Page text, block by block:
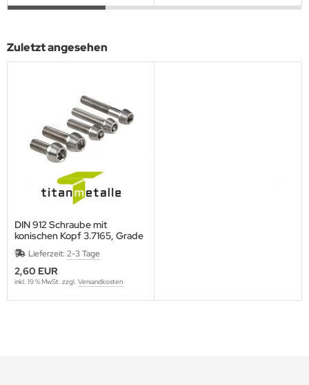
Zuletzt angesehen
DIN 912 Schraube mit
konischen Kopf 3.7165, Grade
5 M4x20
Lieferzeit: 2-3 Tage
2,60 EUR
inkl. 19 % MwSt. zzgl. Versandkosten